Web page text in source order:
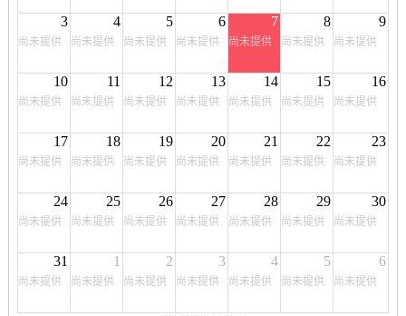
3
尚未提供
4
尚未提供
5
尚未提供
6
尚未提供
7
尚未提供
8
尚未提供
9
尚未提供
10
尚未提供
11
尚未提供
12
尚未提供
13
尚未提供
14
尚未提供
15
尚未提供
16
尚未提供
17
尚未提供
18
尚未提供
19
尚未提供
20
尚未提供
21
尚未提供
22
尚未提供
23
尚未提供
24
尚未提供
25
尚未提供
26
尚未提供
27
尚未提供
28
尚未提供
29
尚未提供
30
尚未提供
31
尚未提供
1
尚未提供
2
尚未提供
3
尚未提供
4
尚未提供
5
尚未提供
6
尚未提供